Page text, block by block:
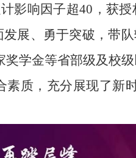
影响因子超40，获
展、勇于突破，带
学金等省部级及校
质，充分展现了新